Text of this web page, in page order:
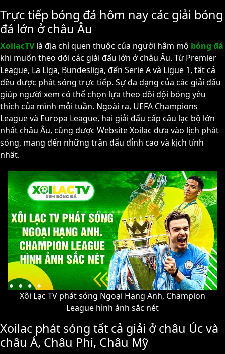
Trực tiếp bóng đá hôm nay các giải bóng
đá lớn ở châu Âu
XoilacTVlà địa chỉ quen thuộc của người hâm mộ bóng đá
khi muốn theo dõi các giải đấu lớn ở châu Âu. Từ Premier
League, La Liga, Bundesliga, đến Serie A và Ligue 1, tất cả
đều được phát sóng trực tiếp. Sự đa dạng của các giải đấu
giúp người xem có thể chọn lựa theo dõi đội bóng yêu
thích của mình mỗi tuần. Ngoài ra, UEFA Champions
League và Europa League, hai giải đấu cấp câu lạc bộ lớn
nhất châu Âu, cũng được Website Xoilac đưa vào lịch phát
sóng, mang đến những trận đấu đỉnh cao và kịch tính
nhất.
Xôi Lạc TV phát sóng Ngoại Hạng Anh, Champion
League hình ảnh sắc nét
Xoilac phát sóng tất cả giải ở châu Úc và
châu Á, Châu Phi, Châu Mỹ